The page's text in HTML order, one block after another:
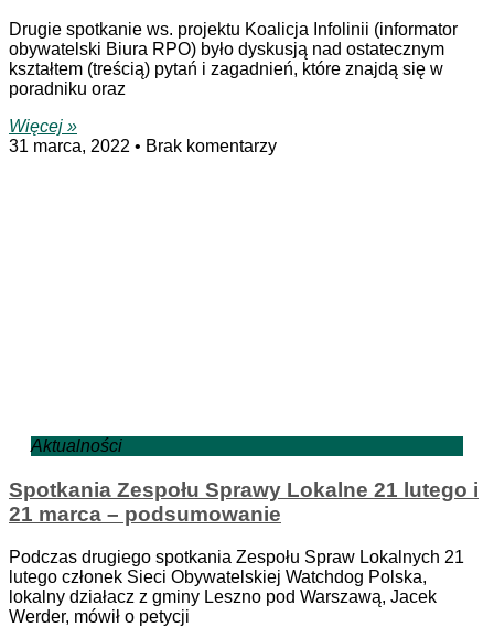
Drugie spotkanie ws. projektu Koalicja Infolinii (informator
obywatelski Biura RPO) było dyskusją nad ostatecznym
kształtem (treścią) pytań i zagadnień, które znajdą się w
poradniku oraz
Więcej »
31 marca, 2022
Brak komentarzy
Aktualności
Spotkania Zespołu Sprawy Lokalne 21 lutego i
21 marca – podsumowanie
Podczas drugiego spotkania Zespołu Spraw Lokalnych 21
lutego członek Sieci Obywatelskiej Watchdog Polska,
lokalny działacz z gminy Leszno pod Warszawą, Jacek
Werder, mówił o petycji